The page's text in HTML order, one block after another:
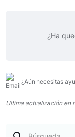
¿Ha
¿Aún necesitas
Ultima actualización en